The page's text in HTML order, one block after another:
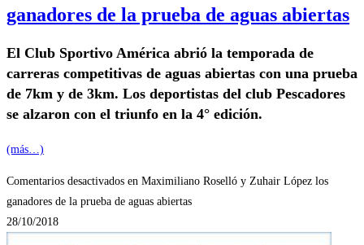
ganadores de la prueba de aguas abiertas
El Club Sportivo América abrió la temporada de
carreras competitivas de aguas abiertas con una prueba
de 7km y de 3km. Los deportistas del club Pescadores
se alzaron con el triunfo en la 4° edición.
(más…)
Comentarios desactivados en Maximiliano Roselló y Zuhair López los
ganadores de la prueba de aguas abiertas
28/10/2018